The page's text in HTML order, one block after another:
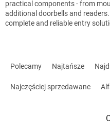
practical components - from
additional doorbells and
complete and reliable entry
Polecamy Najtańsze
Najczęściej sprzedawane